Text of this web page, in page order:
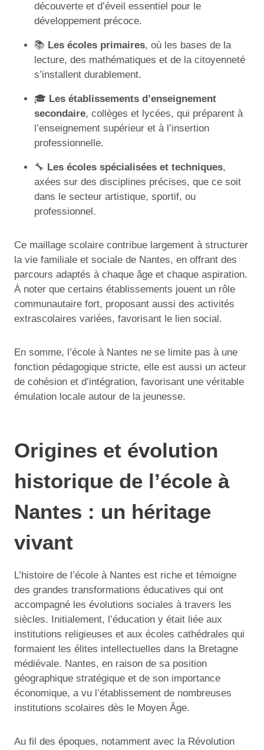
découverte et d’éveil essentiel pour le
développement précoce.
📚 Les écoles primaires, où les bases de la
lecture, des mathématiques et de la citoyenneté
s’installent durablement.
🎓 Les établissements d’enseignement
secondaire, collèges et lycées, qui préparent à
l’enseignement supérieur et à l’insertion
professionnelle.
🔧 Les écoles spécialisées et techniques,
axées sur des disciplines précises, que ce soit
dans le secteur artistique, sportif, ou
professionnel.
Ce maillage scolaire contribue largement à structurer
la vie familiale et sociale de Nantes, en offrant des
parcours adaptés à chaque âge et chaque aspiration.
À noter que certains établissements jouent un rôle
communautaire fort, proposant aussi des activités
extrascolaires variées, favorisant le lien social.
En somme, l’école à Nantes ne se limite pas à une
fonction pédagogique stricte, elle est aussi un acteur
de cohésion et d’intégration, favorisant une véritable
émulation locale autour de la jeunesse.
Origines et évolution
historique de l’école à
Nantes : un héritage
vivant
L’histoire de l’école à Nantes est riche et témoigne
des grandes transformations éducatives qui ont
accompagné les évolutions sociales à travers les
siècles. Initialement, l’éducation y était liée aux
institutions religieuses et aux écoles cathédrales qui
formaient les élites intellectuelles dans la Bretagne
médiévale. Nantes, en raison de sa position
géographique stratégique et de son importance
économique, a vu l’établissement de nombreuses
institutions scolaires dès le Moyen Âge.
Au fil des époques, notamment avec la Révolution